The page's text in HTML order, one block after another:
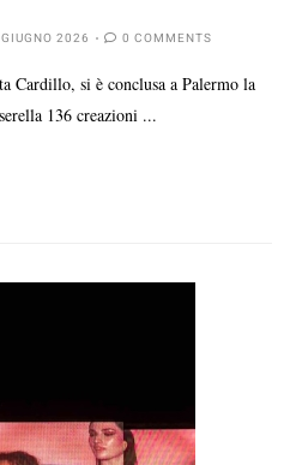
2026 0 COMMENTS
Cardillo, si è conclusa a Palermo la
136 creazioni ...